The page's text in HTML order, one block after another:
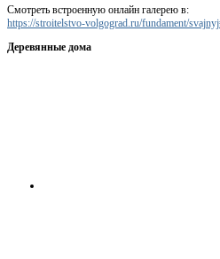
Смотреть встроенную онлайн галерею в:
https://stroitelstvo-volgograd.ru/fundament/
Деревянные дома